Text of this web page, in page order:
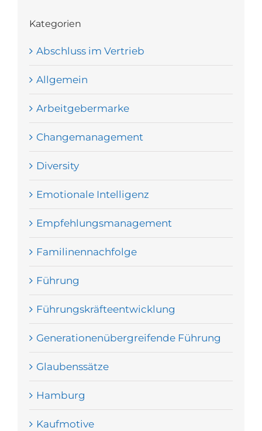
Kategorien
Abschluss im Vertrieb
Allgemein
Arbeitgebermarke
Changemanagement
Diversity
Emotionale Intelligenz
Empfehlungsmanagement
Familinennachfolge
Führung
Führungskräfteentwicklung
Generationenübergreifende Führung
Glaubenssätze
Hamburg
Kaufmotive